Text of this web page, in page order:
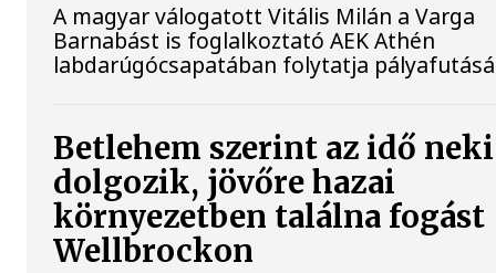
A magyar válogatott Vitális Milán a Varga
Barnabást is foglalkoztató AEK Athén
labdarúgócsapatában folytatja
Betlehem szerint az idő neki
dolgozik, jövőre hazai
környezetben találna fogást
Wellbrockon